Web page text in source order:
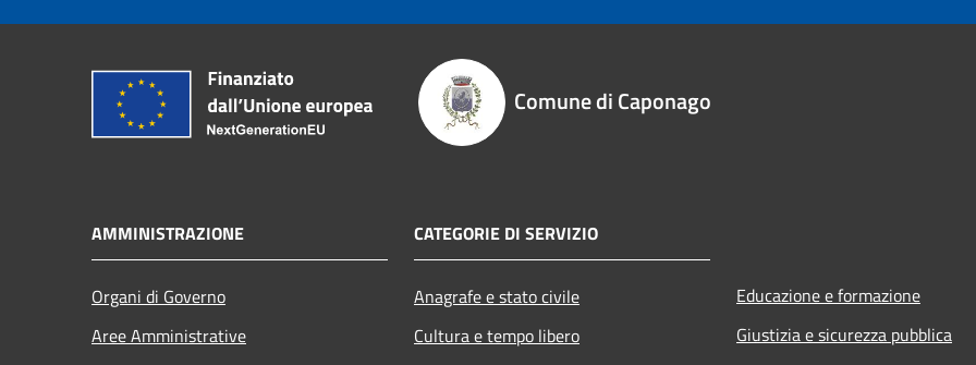
Comune di Caponago
AMMINISTRAZIONE
Organi di Governo
Aree Amministrative
CATEGORIE DI SERVIZIO
Anagrafe e stato civile
Cultura e tempo libero
Educazione e formazione
Giustizia e sicurezza pubblica